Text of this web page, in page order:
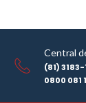
Central
(81) 3183-
0800 081
COMPARTILHE